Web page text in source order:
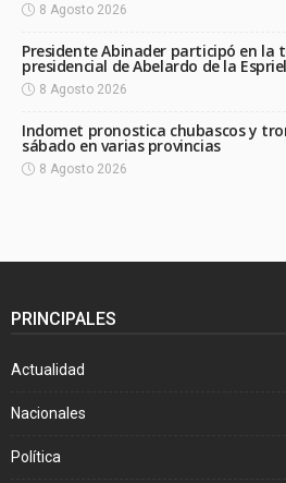
8 Agosto 2026
Presidente Abinader participó en la
presidencial de Abelardo de la
8 Agosto 2026
Indomet pronostica chubascos y
sábado en varias provincias
8 Agosto 2026
PRINCIPALES
Actualidad
Nacionales
Política